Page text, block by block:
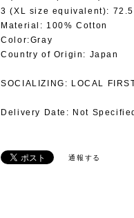
3 (XL size equivalent):
Material: 100% Cotton
Color:Gray
Country of Origin: Japan
SOCIALIZING: LOCAL
Delivery Date: Not
通報する